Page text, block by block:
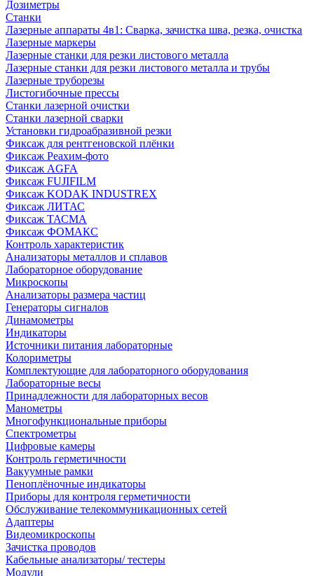
Дозиметры
Станки
Лазерные аппараты 4в1: Сварка, зачистка шва, резка, очистка
Лазерные маркеры
Лазерные станки для резки листового металла
Лазерные станки для резки листового металла и трубы
Лазерные труборезы
Листогибочные прессы
Станки лазерной очистки
Станки лазерной сварки
Установки гидроабразивной резки
Фиксаж для рентгеновской плёнки
Фиксаж Реахим-фото
Фиксаж AGFA
Фиксаж FUJIFILM
Фиксаж KODAK INDUSTREX
Фиксаж ЛИТАС
Фиксаж ТАСМА
Фиксаж ФОМАКС
Контроль характеристик
Анализаторы металлов и сплавов
Лабораторное оборудование
Микроскопы
Анализаторы размера частиц
Генераторы сигналов
Динамометры
Индикаторы
Источники питания лабораторные
Колориметры
Комплектующие для лабораторного оборудования
Лабораторные весы
Принадлежности для лабораторных весов
Манометры
Многофункциональные приборы
Спектрометры
Цифровые камеры
Контроль герметичности
Вакуумные рамки
Пеноплёночные индикаторы
Приборы для контроля герметичности
Обслуживание телекоммуникационных сетей
Адаптеры
Видеомикроскопы
Зачистка проводов
Кабельные анализаторы/ тестеры
Модули